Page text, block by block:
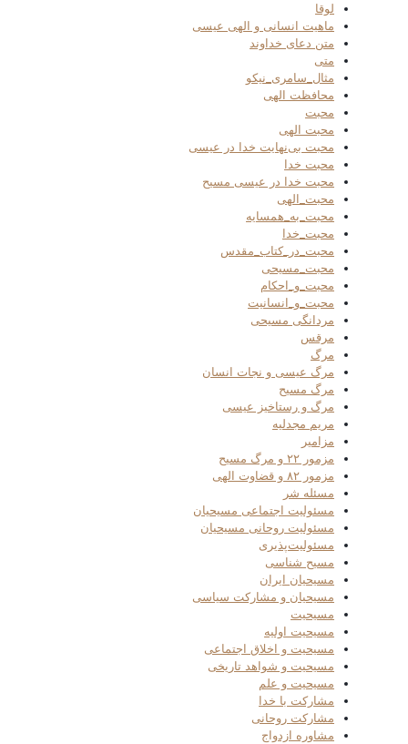
لوقا
ماهیت انسانی و الهی عیسی
متن دعای خداوند
متی
مثال_سامری_نیکو
محافظت الهی
محبت
محبت الهی
محبت بی‌نهایت خدا در عیسی
محبت خدا
محبت خدا در عیسی مسیح
محبت_الهی
محبت_به_همسایه
محبت_خدا
محبت_در_کتاب_مقدس
محبت_مسیحی
محبت_و_احکام
محبت_و_انسانیت
مردانگی مسیحی
مرقس
مرگ
مرگ عیسی و نجات انسان
مرگ مسیح
مرگ و رستاخیز عیسی
مریم مجدلیه
مزامیر
مزمور ۲۲ و مرگ مسیح
مزمور ۸۲ و قضاوت الهی
مسئله شر
مسئولیت اجتماعی مسیحیان
مسئولیت روحانی مسیحیان
مسئولیت‌پذیری
مسیح شناسی
مسیحیان ایران
مسیحیان و مشارکت سیاسی
مسیحیت
مسیحیت اولیه
مسیحیت و اخلاق اجتماعی
مسیحیت و شواهد تاریخی
مسیحیت و علم
مشارکت با خدا
مشارکت روحانی
مشاوره ازدواج